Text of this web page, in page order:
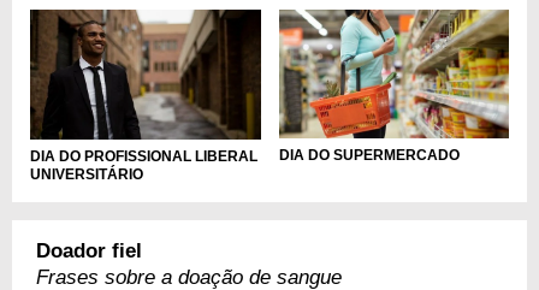
DIA DO PROFISSIONAL LIBERAL
UNIVERSITÁRIO
DIA DO SUPERMERCADO
Doador fiel
Frases sobre a doação de sangue